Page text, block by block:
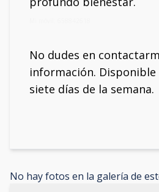
No dudes en
información. Disponible
siete días de la semana.
No hay fotos en la galería de